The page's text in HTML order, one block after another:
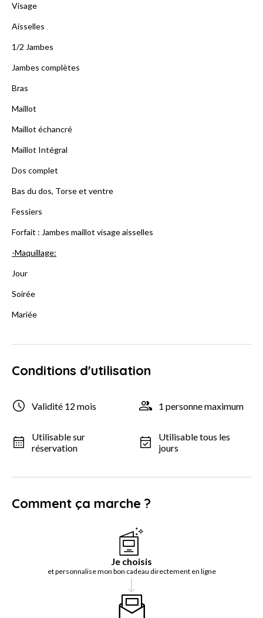
Visage
Aisselles
1/2 Jambes
Jambes complètes
Bras
Maillot
Maillot échancré
Maillot Intégral
Dos complet
Bas du dos, Torse et ventre
Fessiers
Forfait : Jambes maillot visage aisselles
-Maquillage:
Jour
Soirée
Mariée
Conditions d'utilisation
Validité 12 mois 1 personne maximum
Utilisable sur
réservation
Utilisable tous les
jours
Comment ça marche ?
Je choisis
et personnalise mon bon cadeau directement en ligne